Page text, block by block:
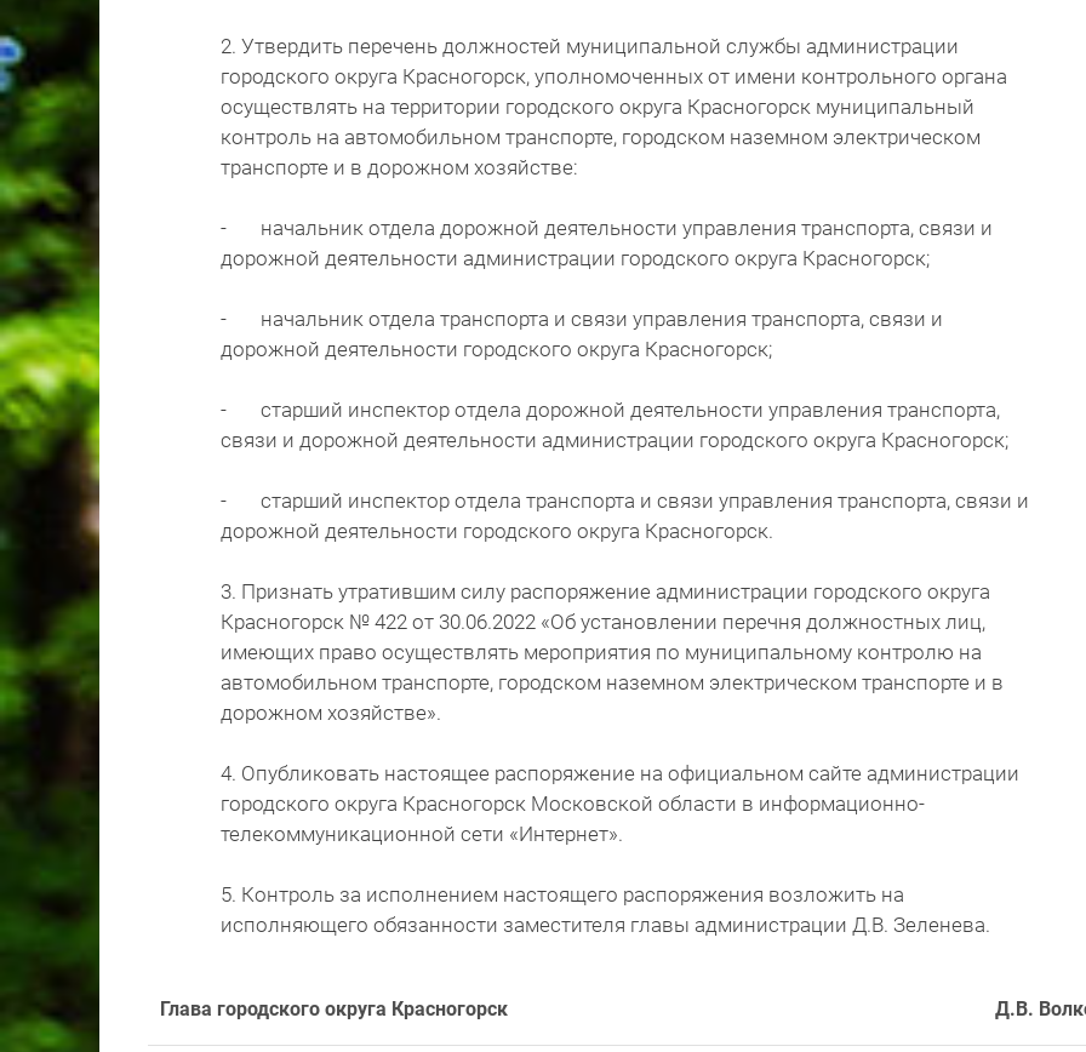
2. Утвердить перечень должностей муниципальной службы администрации
городского округа Красногорск, уполномоченных от имени контрольного органа
осуществлять на территории городского округа Красногорск муниципальный
контроль на автомобильном транспорте, городском наземном электрическом
транспорте и в дорожном хозяйстве:
- начальник отдела дорожной деятельности управления транспорта, связи и
дорожной деятельности администрации городского округа Красногорск;
- начальник отдела транспорта и связи управления транспорта, связи и
дорожной деятельности городского округа Красногорск;
- старший инспектор отдела дорожной деятельности управления транспорта,
связи и дорожной деятельности администрации городского округа Красногорск;
- старший инспектор отдела транспорта и связи управления транспорта, связи и
дорожной деятельности городского округа Красногорск.
3. Признать утратившим силу распоряжение администрации городского округа
Красногорск № 422 от 30.06.2022 «Об установлении перечня должностных лиц,
имеющих право осуществлять мероприятия по муниципальному контролю на
автомобильном транспорте, городском наземном электрическом транспорте и в
дорожном хозяйстве».
4. Опубликовать настоящее распоряжение на официальном сайте администрации
городского округа Красногорск Московской области в информационно-
телекоммуникационной сети «Интернет».
5. Контроль за исполнением настоящего распоряжения возложить на
исполняющего обязанности заместителя главы администрации Д.В. Зеленева.
Глава городского округа Красногорск Д.В.